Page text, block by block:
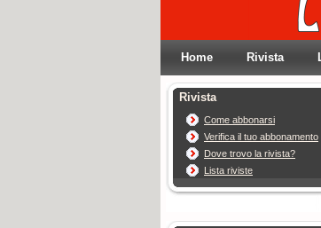
Home Rivista
Rivista
Come abbonarsi
Verifica il tuo abbonamento
Dove trovo la rivista?
Lista riviste